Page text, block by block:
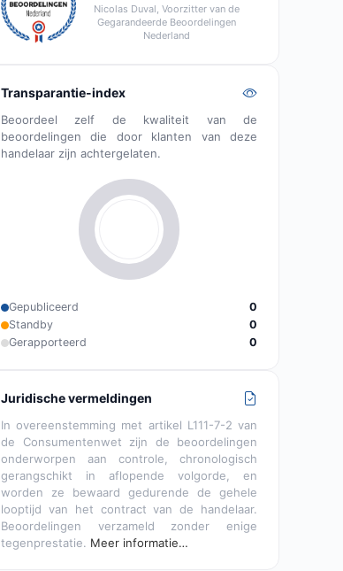
Nicolas Duval, Voorzitter van de
Gegarandeerde Beoordelingen
Nederland
Transparantie-index
Beoordeel zelf de kwaliteit van de
beoordelingen die door klanten van deze
handelaar zijn achtergelaten.
Gepubliceerd
0
Standby
0
Gerapporteerd
0
Juridische vermeldingen
In overeenstemming met artikel L111-7-2 van
de Consumentenwet zijn de beoordelingen
onderworpen aan controle, chronologisch
gerangschikt in aflopende volgorde, en
worden ze bewaard gedurende de gehele
looptijd van het contract van de handelaar.
Beoordelingen verzameld zonder enige
tegenprestatie. Meer informatie…